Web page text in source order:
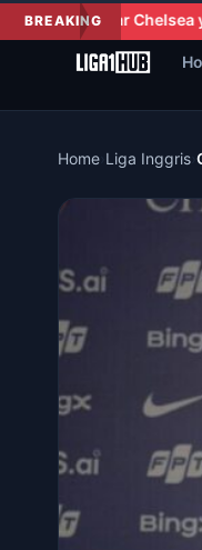
BREAKING
di GBK Ruben
Home Liga Inggris